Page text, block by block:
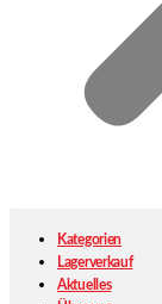
Kategorien
Lagerverkauf
Aktuelles